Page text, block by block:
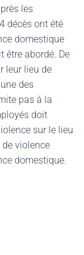
les
décès ont été
domestique
être abordé. De
leur lieu de
des
pas à la
doit
sur le lieu
violence
domestique.